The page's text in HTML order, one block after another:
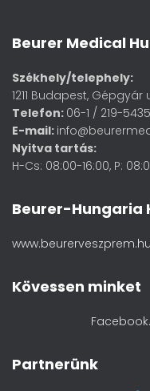
Beurer Medical
Székhely/telephely:
1211 Budapest, Gépgyár
Telefon: 06-1 / 219-5435
E-mail:
Nyitva tartás:
H-Cs: 08:00-16:00, P:
Beurer-Hungaria
www.beurerveszprem.hu
Kövessen minket
Partnerünk